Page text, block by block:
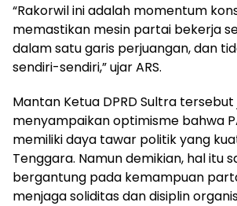
“Rakorwil ini adalah momentum
memastikan mesin partai bekerja
dalam satu garis perjuangan, dan
sendiri-sendiri,” ujar ARS.
Mantan Ketua DPRD Sultra tersebut
menyampaikan optimisme bahwa
memiliki daya tawar politik yang
Tenggara. Namun demikian, hal itu
bergantung pada kemampuan
menjaga soliditas dan disiplin